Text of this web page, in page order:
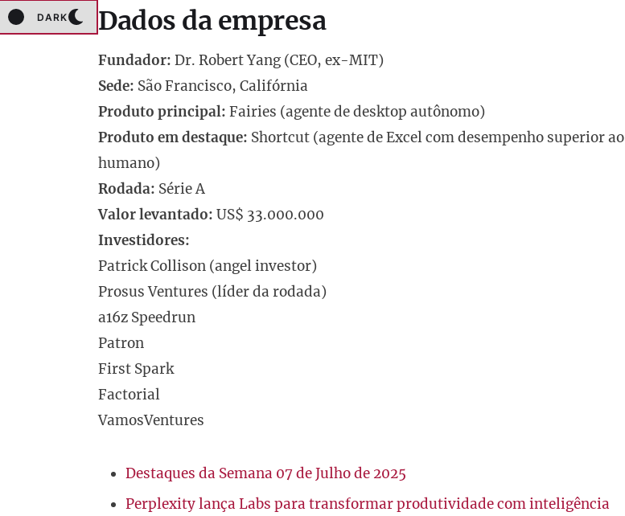
DARK Dados da empresa
Fundador: Dr. Robert Yang (CEO, ex-MIT)
Sede: São Francisco, Califórnia
Produto principal: Fairies (agente de desktop autônomo)
Produto em destaque: Shortcut (agente de Excel com desempenho superior ao
humano)
Rodada: Série A
Valor levantado: US$ 33.000.000
Investidores:
Patrick Collison (angel investor)
Prosus Ventures (líder da rodada)
a16z Speedrun
Patron
First Spark
Factorial
VamosVentures
Destaques da Semana 07 de Julho de 2025
Perplexity lança Labs para transformar produtividade com inteligência